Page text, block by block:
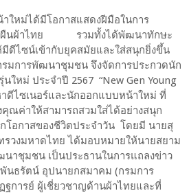
าใหม่ได้มีโอกาสแสดงฝีมือในการ
กผืนผ้าไทย รวมทั้งได้พัฒนาทักษะ
ดีไซน์เข้ากับยุคสมัยและใส่สนุกยิ่งขึ้น
มการพัฒนาชุมชน จึงจัดการประกวดนัก
ใหม่ ประจำปี 2567 “New Gen Young
าดีไซเนอร์และนักออกแบบหน้าใหม่ ที่
ณค่าให้สามารถสวมใส่ได้อย่างสนุก
โอกาสของชีวิตประจำวัน โดยมี นายสุ
วงมหาดไทย ได้มอบหมายให้นายสยาม
าชุมชน เป็นประธานในการแถลงข่าว
ธรัตน์ อุปนายกสมาคม (กรมการ
การย์ ผู้เชี่ยวชาญด้านผ้าไทยและที่